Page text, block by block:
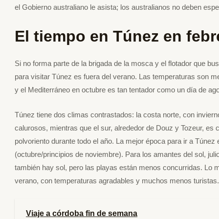
el Gobierno australiano le asista; los australianos no deben
El tiempo en Túnez en
Si no forma parte de la brigada de la mosca y el flotador que
para visitar Túnez es fuera del verano. Las temperaturas son
y el Mediterráneo en octubre es tan tentador como un día de
Túnez tiene dos climas contrastados: la costa norte, con
calurosos, mientras que el sur, alrededor de Douz y Tozeur,
polvoriento durante todo el año. La mejor época para ir a
(octubre/principios de noviembre). Para los amantes del sol,
también hay sol, pero las playas están menos concurridas. Lo
verano, con temperaturas agradables y muchos menos turistas.
Viaje a córdoba fin de semana